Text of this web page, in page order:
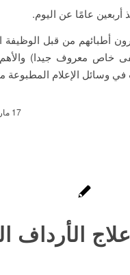
عامًا عن اليوم.
أطبائهم من قبل الوظيفة
خاص معروف جيدا)
وسائل الإعلام المطبوعة
17 مارس 2018
علاج الأرداف